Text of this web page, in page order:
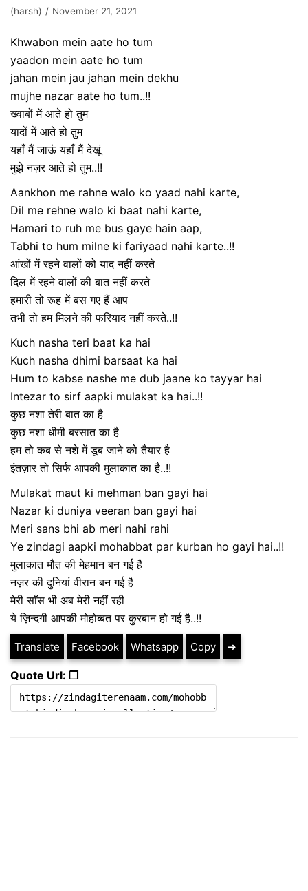
(harsh) November 21, 2021
Khwabon mein aate ho tum
yaadon mein aate ho tum
jahan mein jau jahan mein dekhu
mujhe nazar aate ho tum..!!
ख्वाबों में आते हो तुम
यादों में आते हो तुम
यहाँ मैं जाऊं यहाँ मैं देखूं
मुझे नज़र आते हो तुम..!!
Aankhon me rahne walo ko yaad nahi karte,
Dil me rehne walo ki baat nahi karte,
Hamari to ruh me bus gaye hain aap,
Tabhi to hum milne ki fariyaad nahi karte..!!
आंखों में रहने वालों को याद नहीं करते
दिल में रहने वालों की बात नहीं करते
हमारी तो रूह में बस गए हैं आप
तभी तो हम मिलने की फरियाद नहीं करते..!!
Kuch nasha teri baat ka hai
Kuch nasha dhimi barsaat ka hai
Hum to kabse nashe me dub jaane ko tayyar hai
Intezar to sirf aapki mulakat ka hai..!!
कुछ नशा तेरी बात का है
कुछ नशा धीमी बरसात का है
हम तो कब से नशे में डूब जाने को तैयार है
इंतज़ार तो सिर्फ आपकी मुलाकात का है..!!
Mulakat maut ki mehman ban gayi hai
Nazar ki duniya veeran ban gayi hai
Meri sans bhi ab meri nahi rahi
Ye zindagi aapki mohabbat par kurban ho gayi hai..!!
मुलाकात मौत की मेहमान बन गई है
नज़र की दुनियां वीरान बन गई है
मेरी साँस भी अब मेरी नहीं रही
ये ज़िन्दगी आपकी मोहोब्बत पर कुरबान हो गई है..!!
Translate Facebook Whatsapp Copy ➔
Quote Url: ❐